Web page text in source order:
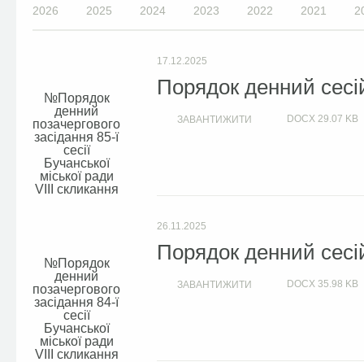
2026 2025 2024 2023 2022 2021
Порядок
денний
позачергового
засідання 85-ї
сесії
Бучанської
міської ради
VIIІ скликання
17.12.2025
Порядок денний
ЗАВАНТИЖИТИ DOCX 29.07 KB
Порядок
денний
позачергового
засідання 84-ї
сесії
Бучанської
міської ради
VIIІ скликання
26.11.2025
Порядок денний
ЗАВАНТИЖИТИ DOCX 35.98 KB